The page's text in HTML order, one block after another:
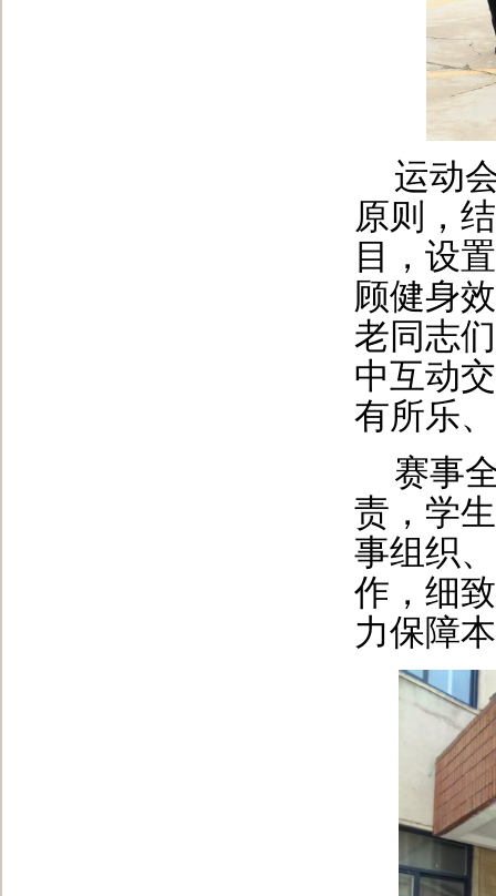
运动
原则，
目，设
顾健身
老同志
中互动
有所乐
赛事
责，学
事组织
作，细
力保障